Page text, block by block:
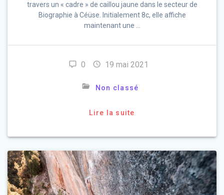
travers un « cadre » de caillou jaune dans le secteur de
Biographie à Céüse. Initialement 8c, elle affiche
maintenant une …
0 19 mai 2021
Non classé
Lire la suite